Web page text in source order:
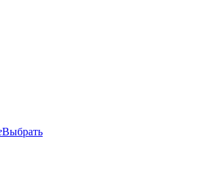
Выбрать